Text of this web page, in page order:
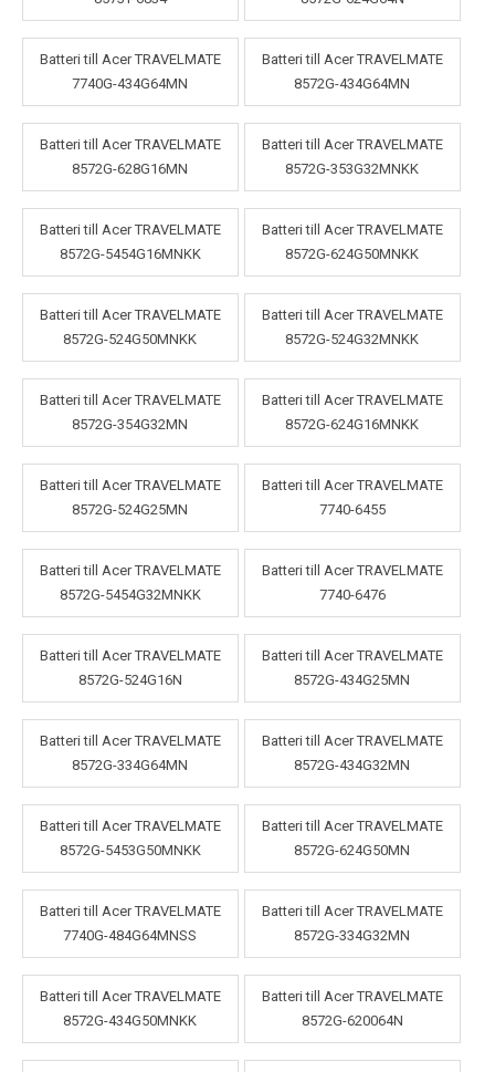
Batteri till Acer TRAVELMATE
7740G-434G64MN
Batteri till Acer TRAVELMATE
8572G-434G64MN
Batteri till Acer TRAVELMATE
8572G-628G16MN
Batteri till Acer TRAVELMATE
8572G-353G32MNKK
Batteri till Acer TRAVELMATE
8572G-5454G16MNKK
Batteri till Acer TRAVELMATE
8572G-624G50MNKK
Batteri till Acer TRAVELMATE
8572G-524G50MNKK
Batteri till Acer TRAVELMATE
8572G-524G32MNKK
Batteri till Acer TRAVELMATE
8572G-354G32MN
Batteri till Acer TRAVELMATE
8572G-624G16MNKK
Batteri till Acer TRAVELMATE
8572G-524G25MN
Batteri till Acer TRAVELMATE
7740-6455
Batteri till Acer TRAVELMATE
8572G-5454G32MNKK
Batteri till Acer TRAVELMATE
7740-6476
Batteri till Acer TRAVELMATE
8572G-524G16N
Batteri till Acer TRAVELMATE
8572G-434G25MN
Batteri till Acer TRAVELMATE
8572G-334G64MN
Batteri till Acer TRAVELMATE
8572G-434G32MN
Batteri till Acer TRAVELMATE
8572G-5453G50MNKK
Batteri till Acer TRAVELMATE
8572G-624G50MN
Batteri till Acer TRAVELMATE
7740G-484G64MNSS
Batteri till Acer TRAVELMATE
8572G-334G32MN
Batteri till Acer TRAVELMATE
8572G-434G50MNKK
Batteri till Acer TRAVELMATE
8572G-620064N